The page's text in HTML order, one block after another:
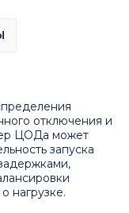
отключения и
ЦОДа может
запуска
нагрузке.